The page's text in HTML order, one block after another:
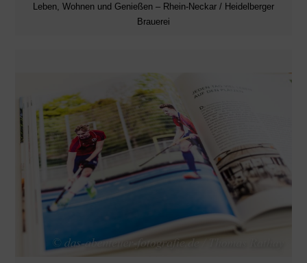
Leben, Wohnen und Genießen – Rhein-Neckar / Heidelberger
Brauerei